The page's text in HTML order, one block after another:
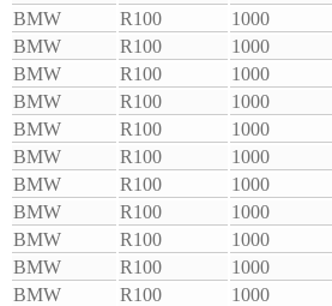
BMW
R100 1000
BMW
R100 1000
BMW
R100 1000
BMW
R100 1000
BMW
R100 1000
BMW
R100 1000
BMW
R100 1000
BMW
R100 1000
BMW
R100 1000
BMW
R100 1000
BMW
R100 1000